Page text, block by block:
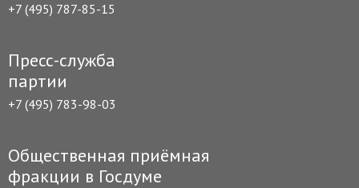
+7 (495) 787-85-15
Пресс-служба
партии
+7 (495) 783-98-03
Общественная приёмная
фракции в Госдуме